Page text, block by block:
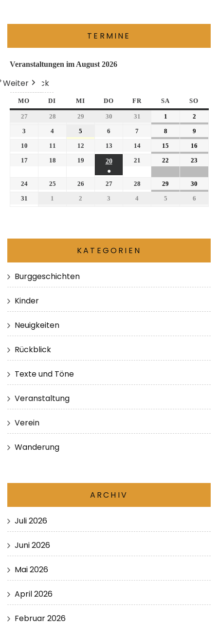
TERMINE
Veranstaltungen im August 2026
Zurück
Heute
Weiter
MO DI MI DO FR SA SO
27 28 29 30 31 1
2
3
4 5 6 7 8
9
10
11 12 13 14 15
16
17
18 19
20
●
21 22 23
24 25 26 27 28 29
30
31
1 2 3 4 5 6
KATEGORIEN
Burggeschichten
Kinder
Neuigkeiten
Rückblick
Texte und Töne
Veranstaltung
Verein
Wanderung
ARCHIV
Juli 2026
Juni 2026
Mai 2026
April 2026
Februar 2026